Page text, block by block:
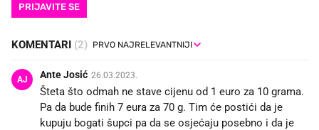
PRIJAVITE SE
KOMENTARI (2)
AJ Ante Josić 26.03.2023.
Šteta što odmah ne stave cijenu od 1 euro za 10 grama.
Pa da bude finih 7 eura za 70 g. Tim će postići da je
kupuju bogati šupci pa da se osjećaju posebno i da je